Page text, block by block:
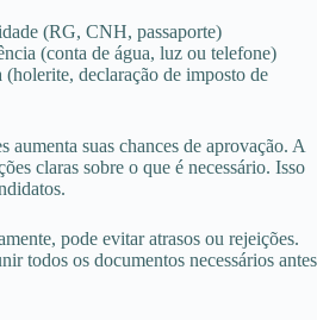
(RG, CNH, passaporte)
(conta de água, luz ou telefone)
declaração de imposto de
aumenta suas chances de aprovação. A
claras sobre o que é necessário. Isso
pode evitar atrasos ou rejeições.
todos os documentos necessários antes